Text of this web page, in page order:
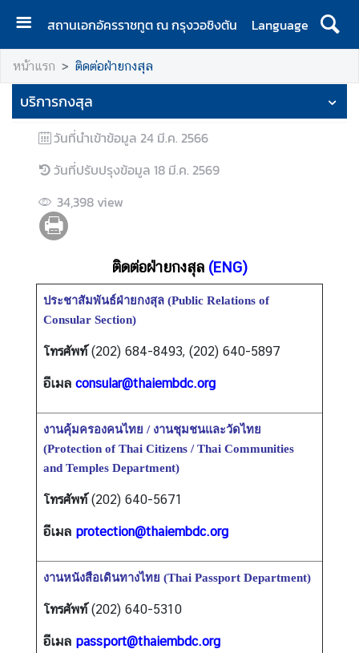
สถานเอกอัครราชทูต ณ กรุงวอชิงตัน
Language
ห
น้
แ
ร
ก
ถ
า
น
อ
ก
อั
ร
ช
ทู
ต
กี่
ย
ว
กั
บ
ส
ห
หน้าแรก ติดต่อฝ่ายกงสุล
บริการกงสุล
วันที่นำเข้าข้อมูล 24 มี.ค. 2566
วันที่ปรับปรุงข้อมูล 18 มี.ค. 2569
34,398 view
ติดต่อฝ่ายกงสุล (ENG)
ประชาสัมพันธ์ฝ่ายกงสุล (Public Relations of
Consular Section)
โทรศัพท์(202) 684-8493, (202) 640-5897
อีเมล consular@thaiembdc.org
งานคุ้มครองคนไทย / งานชุมชนและวัดไทย
(Protection of Thai Citizens / Thai Communities
and Temples Department)
โทรศัพท์(202) 640-5671
อีเมล protection@thaiembdc.org
งานหนังสือเดินทางไทย (Thai Passport Department)
โทรศัพท์(202) 640-5310
อีเมล passport@thaiembdc.org